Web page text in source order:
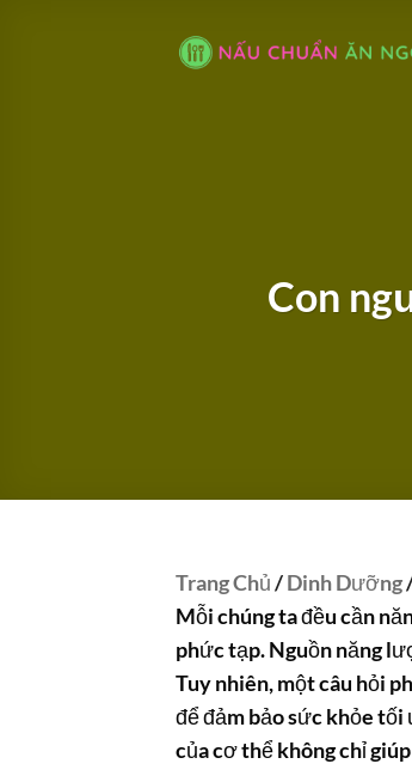
Con
Trang Chủ/Dinh Dưỡng
Mỗi chúng ta đều cần
phức tạp. Nguồn năng
Tuy nhiên, một câu hỏi
để đảm bảo sức khỏe
của cơ thể không chỉ